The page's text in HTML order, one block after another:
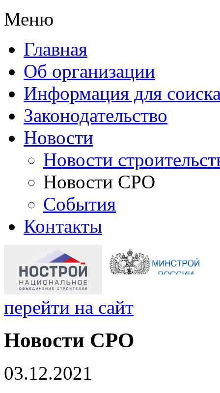
Меню
Главная
Об организации
Информация для
Законодательство
Новости
Новости
Новости СРО
События
Контакты
перейти на сайт
Новости СРО
03.12.2021